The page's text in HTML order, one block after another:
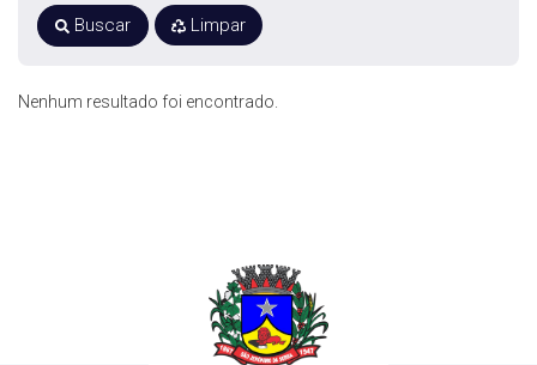
Nenhum resultado foi encontrado.
Buscar Limpar